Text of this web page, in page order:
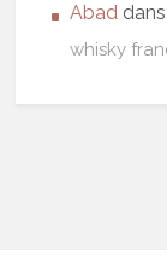
Abad dans
whisky